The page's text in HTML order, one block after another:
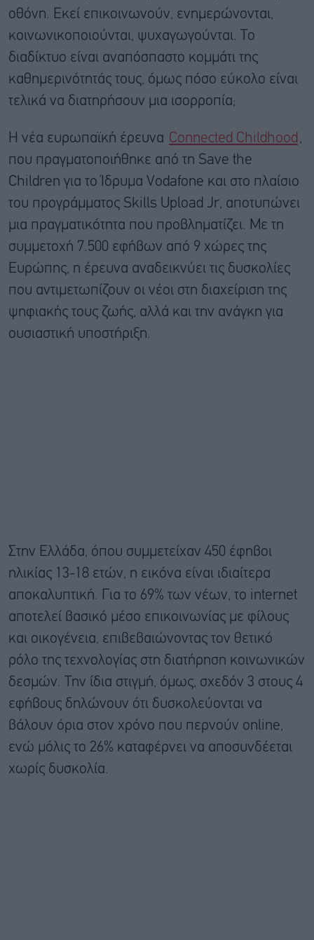
οθόνη. Εκεί επικοινωνούν, ενημερώνονται,
κοινωνικοποιούνται, ψυχαγωγούνται. Το
διαδίκτυο είναι αναπόσπαστο κομμάτι της
καθημερινότητάς τους, όμως πόσο εύκολο είναι
τελικά να διατηρήσουν μια ισορροπία;
Η νέα ευρωπαϊκή έρευνα Connected Childhood
που πραγματοποιήθηκε από τη Save the
Children για το Ίδρυμα Vodafone και στο πλαίσιο
του προγράμματος Skills Upload Jr, αποτυπώνει
μια πραγματικότητα που προβληματίζει. Με τη
συμμετοχή 7.500 εφήβων από 9 χώρες της
Ευρώπης, η έρευνα αναδεικνύει τις δυσκολίες
που αντιμετωπίζουν οι νέοι στη διαχείριση της
ψηφιακής τους ζωής, αλλά και την ανάγκη για
ουσιαστική υποστήριξη.
Στην Ελλάδα, όπου συμμετείχαν 450 έφηβοι
ηλικίας 13-18 ετών, η εικόνα είναι ιδιαίτερα
αποκαλυπτική. Για το 69% των νέων, το internet
αποτελεί βασικό μέσο επικοινωνίας με φίλους
και οικογένεια, επιβεβαιώνοντας τον θετικό
ρόλο της τεχνολογίας στη διατήρηση κοινωνικών
δεσμών. Την ίδια στιγμή, όμως, σχεδόν 3 στους 4
εφήβους δηλώνουν ότι δυσκολεύονται να
βάλουν όρια στον χρόνο που περνούν online,
ενώ μόλις το 26% καταφέρνει να αποσυνδέεται
χωρίς δυσκολία.